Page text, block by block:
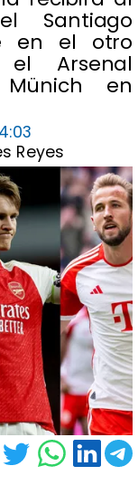
Santiago
en el otro
Arsenal
en
Reyes